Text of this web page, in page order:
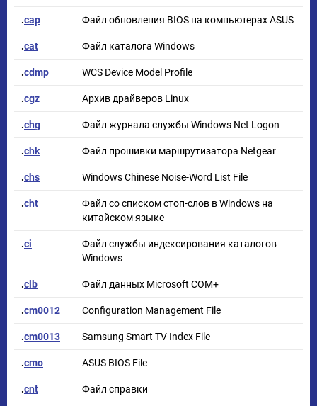
.cap Файл обновления BIOS на компьютерах ASUS
.cat Файл каталога Windows
.cdmp WCS Device Model Profile
.cgz Архив драйверов Linux
.chg Файл журнала службы Windows Net Logon
.chk Файл прошивки маршрутизатора Netgear
.chs Windows Chinese Noise-Word List File
.cht
Файл со списком стоп-слов в Windows на
китайском языке
.ci
Файл службы индексирования каталогов
Windows
.clb Файл данных Microsoft COM+
.cm0012 Configuration Management File
.cm0013 Samsung Smart TV Index File
.cmo ASUS BIOS File
.cnt Файл справки